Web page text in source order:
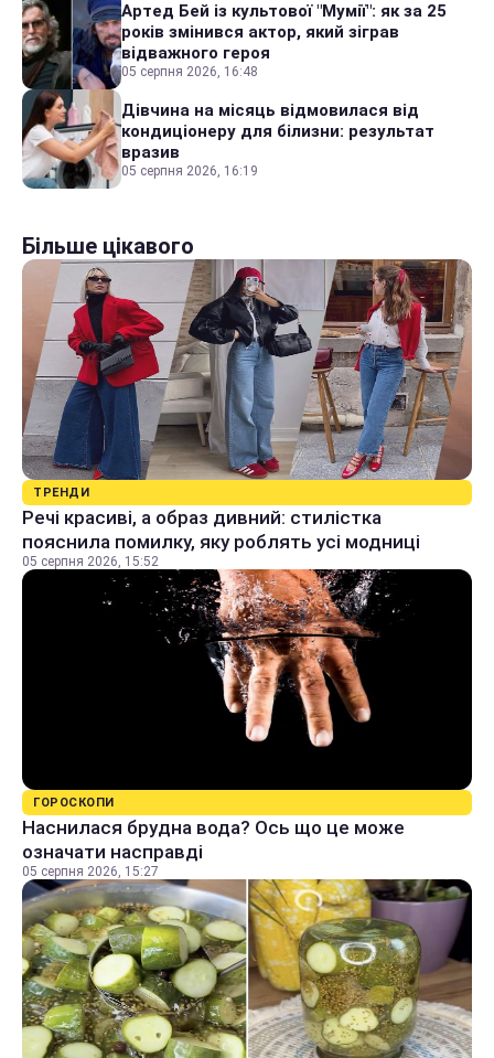
Артед Бей із культової "Мумії": як за 25
років змінився актор, який зіграв
відважного героя
05 серпня 2026, 16:48
Дівчина на місяць відмовилася від
кондиціонеру для білизни: результат
вразив
05 серпня 2026, 16:19
Більше цікавого
ТРЕНДИ
Речі красиві, а образ дивний: стилістка
пояснила помилку, яку роблять усі модниці
05 серпня 2026, 15:52
ГОРОСКОПИ
Наснилася брудна вода? Ось що це може
означати насправді
05 серпня 2026, 15:27